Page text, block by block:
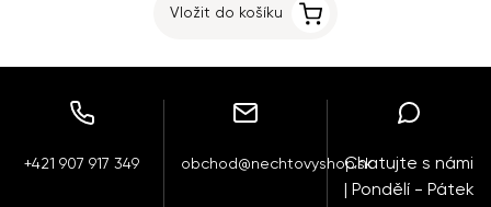
Vložit do košíku
+421 907 917 349 obchod@nechtovyshop.skChatujte s námi
| Pondělí - Pátek